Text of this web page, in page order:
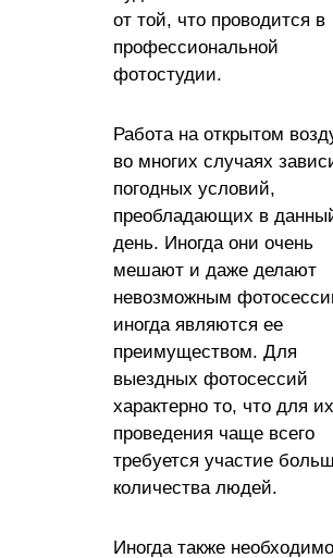
от той, что проводится в
профессиональной
фотостудии.
Работа на открытом
во многих случаях
погодных условий,
преобладающих в
день. Иногда они очень
мешают и даже делают
невозможным
иногда являются ее
преимуществом. Для
выездных фотосессий
характерно то, что для их
проведения чаще всего
требуется участие
количества людей.
Иногда также необходимо